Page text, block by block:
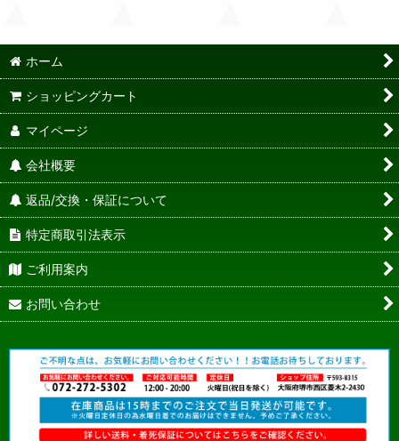
ホーム
ショッピングカート
マイページ
会社概要
返品/交換・保証について
特定商取引法表示
ご利用案内
お問い合わせ